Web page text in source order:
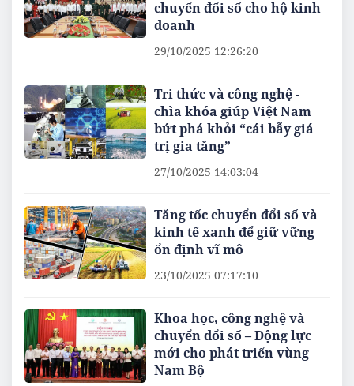
chuyển đổi số cho hộ kinh
doanh
29/10/2025 12:26:20
Tri thức và công nghệ -
chìa khóa giúp Việt Nam
bứt phá khỏi “cái bẫy giá
trị gia tăng”
27/10/2025 14:03:04
Tăng tốc chuyển đổi số và
kinh tế xanh để giữ vững
ổn định vĩ mô
23/10/2025 07:17:10
Khoa học, công nghệ và
chuyển đổi số – Động lực
mới cho phát triển vùng
Nam Bộ